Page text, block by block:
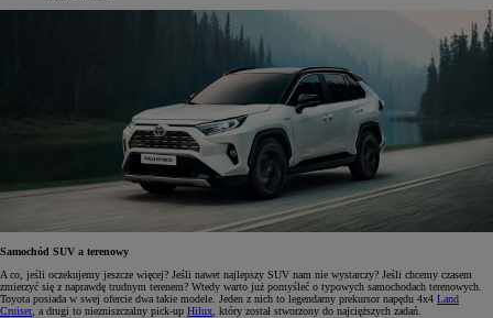
Samochód SUV a terenowy
A co, jeśli oczekujemy jeszcze więcej? Jeśli nawet najlepszy SUV nam nie wystarczy? Jeśli chcemy czasem
zmierzyć się z naprawdę trudnym terenem? Wtedy warto już pomyśleć o typowych samochodach terenowych.
Toyota posiada w swej ofercie dwa takie modele. Jeden z nich to legendarny prekursor napędu 4x4 Land
Cruiser, a drugi to niezniszczalny pick-up Hilux , który został stworzony do najcięższych zadań.